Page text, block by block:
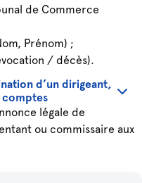
de Commerce
Prénom) ;
/ décès).
d’un dirigeant,
comptes
légale de
ou commissaire aux